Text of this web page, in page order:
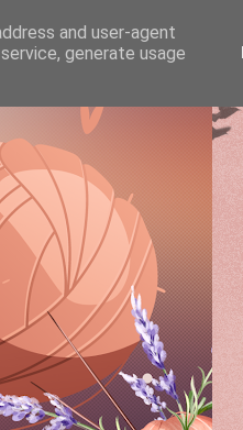
and user-agent
generate usage